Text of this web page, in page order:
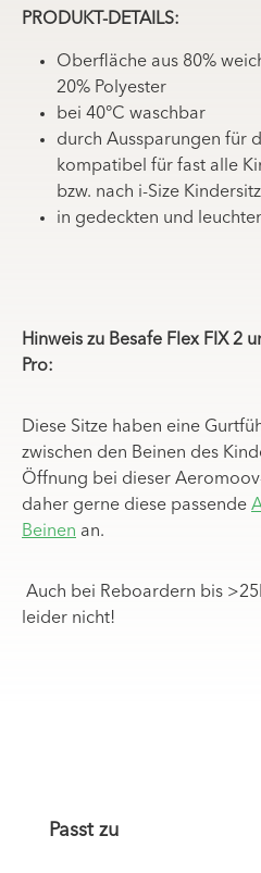
PRODUKT-DETAILS:
Oberfläche aus 80%
20% Polyester
bei 40°C waschbar
durch Aussparungen für
kompatibel für fast alle
bzw. nach i-Size
in gedeckten und
Hinweis zu Besafe Flex FIX 2
Pro:
Diese Sitze haben eine
zwischen den Beinen des
Öffnung bei dieser
daher gerne diese passende
Beinen an.
Auch bei Reboardern bis
leider nicht!
Produktgalerie
Passt zu